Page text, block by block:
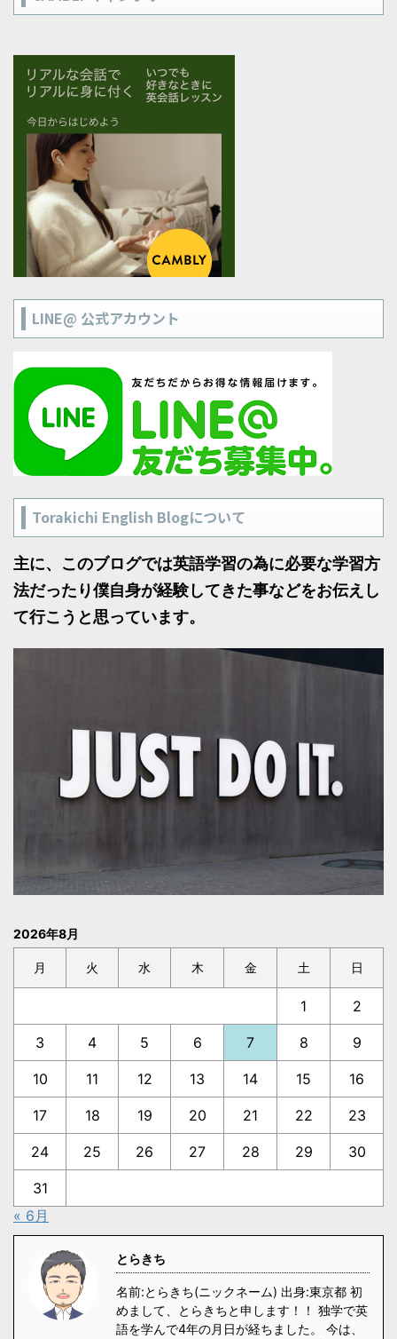
LINE@ 公式アカウント
Torakichi English Blogについて
主に、このブログでは英語学習の為に必要な学習方
法だったり僕自身が経験してきた事などをお伝えし
て行こうと思っています。
2026年8月
月 火 水 木 金 土 日
1 2
3 4 5 6 7 8 9
10 11 12 13 14 15 16
17 18 19 20 21 22 23
24 25 26 27 28 29 30
31
« 6月
とらきち
名前:とらきち(ニックネーム) 出身:東京都 初
めまして、とらきちと申します！！ 独学で英
語を学んで4年の月日が経ちました。 今は、